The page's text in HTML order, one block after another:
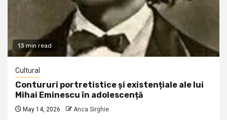
13 min read
Cultural
Contururi portretistice și existențiale ale lui
Mihai Eminescu în adolescență
May 14, 2026 Anca Sirghie